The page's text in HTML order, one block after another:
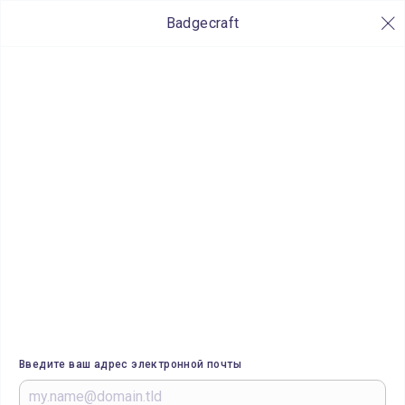
Badgecraft
Введите ваш адрес электронной почты